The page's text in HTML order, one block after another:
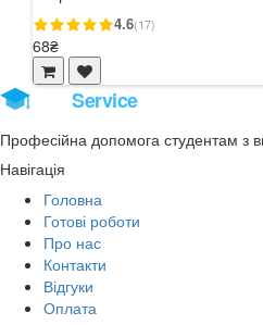
4.6(17)
68₴
Service
Професійна допомога студентам з
Навігація
Головна
Готові роботи
Про нас
Контакти
Відгуки
Оплата